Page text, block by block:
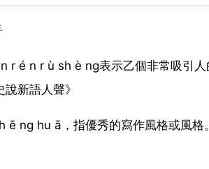
r é n r ù sh è ng表示乙個非常吸引
新語人聲》
ē ng hu ā，指優秀的寫作風格或風